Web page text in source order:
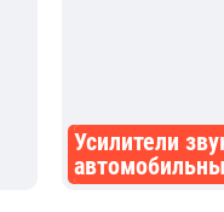
Усилители